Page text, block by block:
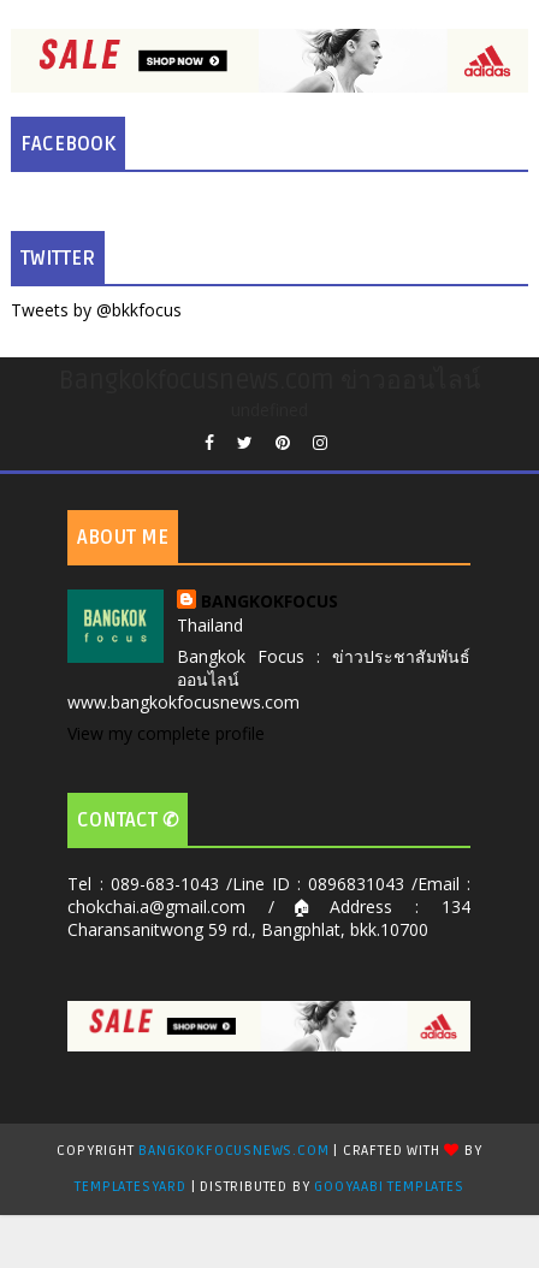
FACEBOOK
TWITTER
Tweets by @bkkfocus
ABOUT ME
BANGKOKFOCUS
Thailand
Bangkok Focus : ข่าวประชาสัมพันธ์
ออนไลน์
www.bangkokfocusnews.com
View my complete profile
CONTACT ✆
Tel : 089-683-1043 /Line ID : 0896831043 /Email :
chokchai.a@gmail.com /🏠Address : 134
Charansanitwong 59 rd., Bangphlat, bkk.10700
COPYRIGHT BANGKOKFOCUSNEWS.COM | CRAFTED WITH
BY
TEMPLATESYARD | DISTRIBUTED BY GOOYAABI TEMPLATES